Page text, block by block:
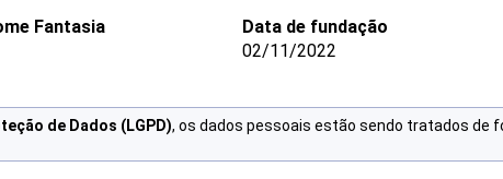
Fantasia
Data de fundação
02/11/2022
de Dados (LGPD), os dados pessoais estão sendo tratados de